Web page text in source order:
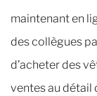
maintenant en
des collègues
d’acheter des
ventes au